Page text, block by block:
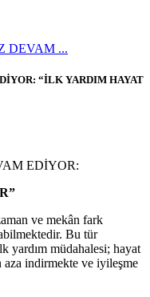
DEVAM ...
“İLK YARDIM HAYAT
EDİYOR:
ve mekân fark
Bu tür
yardım müdahalesi; hayat
aza indirmekte ve iyileşme